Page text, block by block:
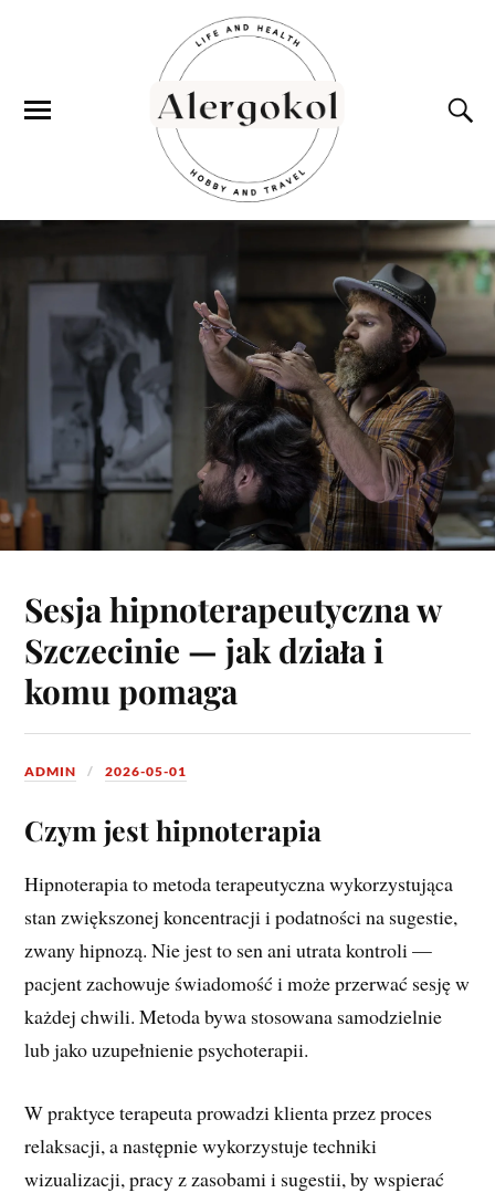
Sesja hipnoterapeutyczna w
Szczecinie — jak działa i
komu pomaga
ADMIN 2026-05-01
Czym jest hipnoterapia
Hipnoterapia to metoda terapeutyczna wykorzystująca
stan zwiększonej koncentracji i podatności na sugestie,
zwany hipnozą. Nie jest to sen ani utrata kontroli —
pacjent zachowuje świadomość i może przerwać sesję w
każdej chwili. Metoda bywa stosowana samodzielnie
lub jako uzupełnienie psychoterapii.
W praktyce terapeuta prowadzi klienta przez proces
relaksacji, a następnie wykorzystuje techniki
wizualizacji, pracy z zasobami i sugestii, by wspierać